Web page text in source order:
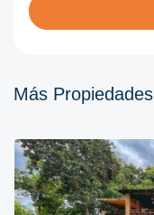
Más Propiedades